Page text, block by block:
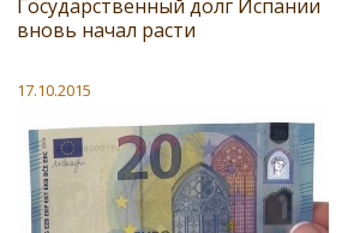
Государственный долг Испании
вновь начал расти
17.10.2015